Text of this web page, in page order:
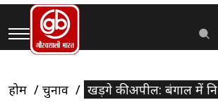
होम चुनाव खड़गे की अपील: बंगाल में